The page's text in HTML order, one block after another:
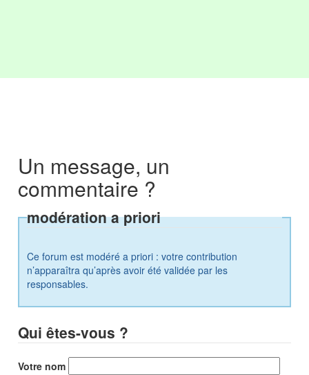
Un message, un
commentaire ?
modération a priori
Ce forum est modéré a priori : votre contribution
n’apparaîtra qu’après avoir été validée par les
responsables.
Qui êtes-vous ?
Votre nom